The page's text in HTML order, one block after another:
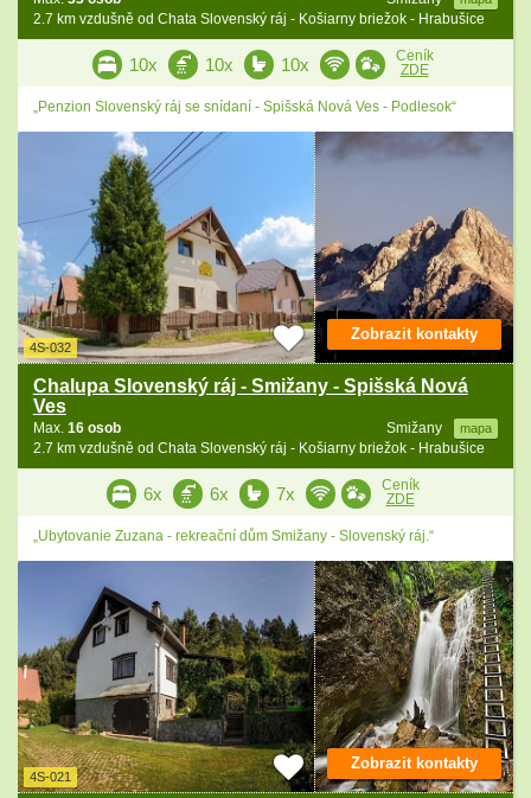
2.7 km vzdušně od Chata Slovenský ráj - Košiarny briežok - Hrabušice
10x 10x 10x
Ceník
ZDE
„Penzion Slovenský ráj se snídaní - Spišská Nová Ves - Podlesok“
4S-032
Chalupa Slovenský ráj - Smižany - Spišská Nová
Ves
Smižany mapa
Max. 16 osob
2.7 km vzdušně od Chata Slovenský ráj - Košiarny briežok - Hrabušice
Zobrazit kontakty
6x 6x 7x
Ceník
ZDE
„Ubytovanie Zuzana - rekreační dům Smižany - Slovenský ráj.“
4S-021
Zobrazit kontakty